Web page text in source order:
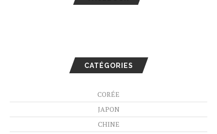
CATÉGORIES
CORÉE
JAPON
CHINE